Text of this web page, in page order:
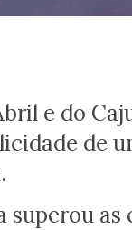
e do
de
superou